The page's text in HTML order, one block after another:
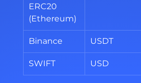
ERC20
(Ethereum)
Binance USDT
SWIFT USD